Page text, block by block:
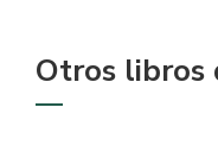
Otros libros